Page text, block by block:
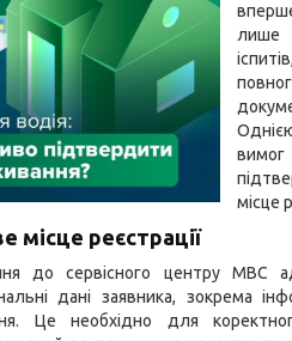
лише
місце
місце реєстрації
до сервісного центру МВС
дані заявника, зокрема
Це необхідно для